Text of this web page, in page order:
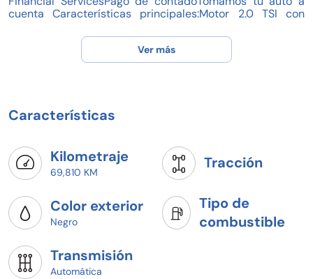
cuenta Características principales:Motor 2.0 TSI con
69,810 km Seminuevo certificadoVersión MID, con
equipamiento deportivo, seguridad y tecnología
avanzada Pregunta por disponibilidad y agenda tu
Ver más
Características
Kilometraje
69,810 KM
Tracción
Color exterior
Negro
Tipo de
combustible
Transmisión
Automática